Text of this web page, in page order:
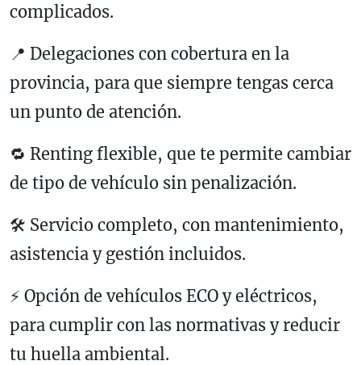
complicados.
📍 Delegaciones con cobertura en la
provincia, para que siempre tengas cerca
un punto de atención.
🔁 Renting flexible, que te permite cambiar
de tipo de vehículo sin penalización.
🛠 Servicio completo, con mantenimiento,
asistencia y gestión incluidos.
⚡️ Opción de vehículos ECO y eléctricos,
para cumplir con las normativas y reducir
tu huella ambiental.